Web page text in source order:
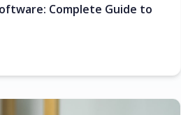
Complete Guide to